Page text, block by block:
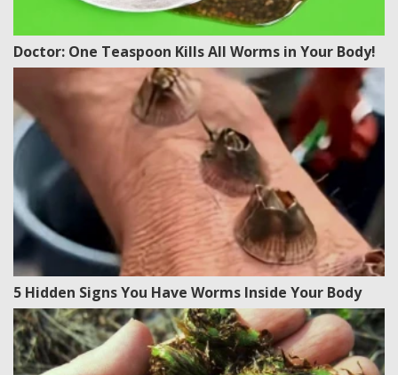
Doctor: One Teaspoon Kills All Worms in Your Body!
5 Hidden Signs You Have Worms Inside Your Body